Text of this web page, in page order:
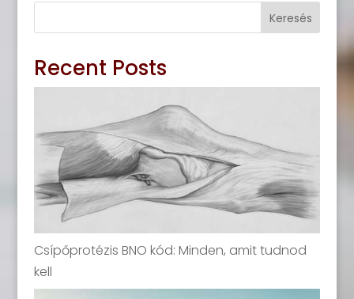
Keresés
Recent Posts
Csípőprotézis BNO kód: Minden, amit tudnod
kell